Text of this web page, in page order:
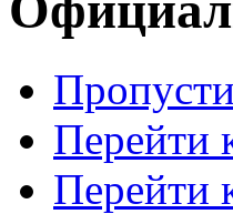
Перейти
Перейти